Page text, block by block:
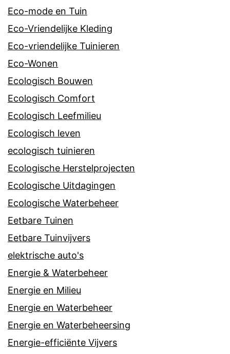
Eco-mode en Tuin
Eco-Vriendelijke Kleding
Eco-vriendelijke Tuinieren
Eco-Wonen
Ecologisch Bouwen
Ecologisch Comfort
Ecologisch Leefmilieu
Ecologisch leven
ecologisch tuinieren
Ecologische Herstelprojecten
Ecologische Uitdagingen
Ecologische Waterbeheer
Eetbare Tuinen
Eetbare Tuinvijvers
elektrische auto's
Energie & Waterbeheer
Energie en Milieu
Energie en Waterbeheer
Energie en Waterbeheersing
Energie-efficiënte Vijvers